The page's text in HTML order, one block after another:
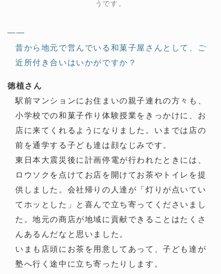
うです。
——
昔から地元で営んでいる和菓子屋さんとして、ご
近所付き合いはいかがですか？
徳植さん
駅前マンションにお住まいの親子連れの方々も、
小学校での和菓子作り体験授業をきっかけに、お
店に来てくれるようになりました。いまでは店の
前を通学する子ども達は顔なじみです。
東日本大震災後に計画停電が行われたときには、
ロウソクを点けてお店を開けてお茶やトイレを提
供しました。会社帰りの人達が「灯りが点いてい
てホッとした」と喜んで立ち寄ってくださいまし
た。地元の商店が地域に貢献できることはたくさ
んあるんだなと思いました。
いまも店頭にお茶を用意してあって、子ども達が
塾へ行く途中に立ち寄ったりします。